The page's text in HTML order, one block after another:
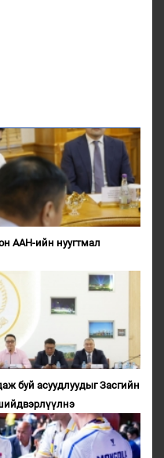
ААН-ийн нуугтмал
буй асуудлуудыг Засгийн